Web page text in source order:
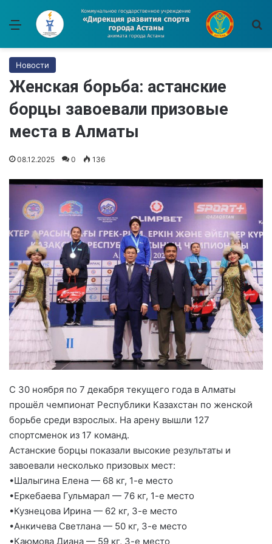
Меню
Новости
Женская борьба: астанские
борцы завоевали призовые
места в Алматы
08.12.2025 0 136
С 30 ноября по 7 декабря текущего года в Алматы
прошёл чемпионат Республики Казахстан по женской
борьбе среди взрослых. На арену вышли 127
спортсменок из 17 команд.
Астанские борцы показали высокие результаты и
завоевали несколько призовых мест:
•Шалыгина Елена — 68 кг, 1-е место
•Еркебаева Гульмарал — 76 кг, 1-е место
•Кузнецова Ирина — 62 кг, 3-е место
•Анкичева Светлана — 50 кг, 3-е место
•Каюмова Диана — 59 кг, 3-е место